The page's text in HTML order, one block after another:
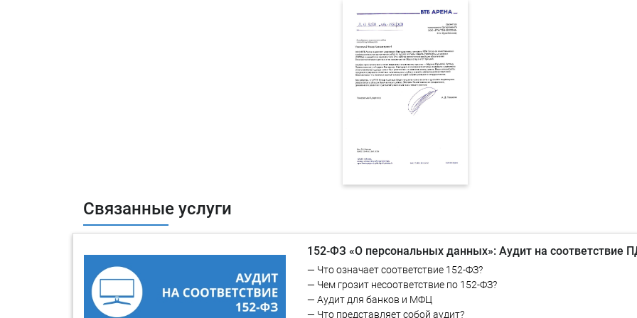
Связанные услуги
152‑ФЗ «О персональных данных»: Аудит на соответствие
— Что означает соответствие 152-ФЗ?
— Чем грозит несоответствие по 152-ФЗ?
— Аудит для банков и МФЦ
— Что представляет собой аудит?